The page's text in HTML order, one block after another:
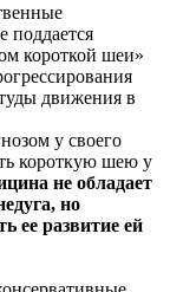
поддается
короткой шеи»
движения в
у своего
короткую шею у
не обладает
но
ее развитие ей